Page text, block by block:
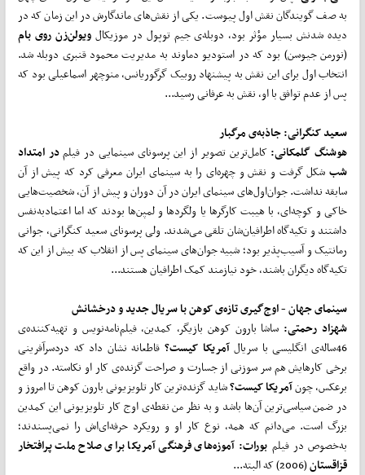
به صف گویندگان نقش اول پیوست. یکی از نقش‌های ماندگارش در این زمان که در
دیده شدنش بسیار مؤثر بود، دوبله‌ی جیم توپول در موزیکال ویولنزن روی بام
(نورمن جیوسن) بود که در استودیو دماوند به مدیریت محمود قنبری دوبله شد.
انتخاب اول برای این نقش به پیشنهاد روبیک گرگوریانس، منوچهر اسماعیلی بود که
پس از عدم توافق با او، نقش به عرفانی رسید...
سعید کنگرانی: جاذبه‌ی مرگبار
هوشنگ گلمکانی: کامل‌ترین تصویر از این پرسونای سینمایی در فیلمدر امتداد
شبشکل گرفت و نقش و چهره‌ای را به سینمای ایران معرفی کرد که پیش از آن
سابقه نداشت. جوان‌اول‌های سینمای ایران در آن دوران و پیش از آن، شخصیت‌هایی
خاکی و کوچه‌ای، با هیبت کارگرها یا ولگردها و لمپن‌ها بودند که اما اعتمادبه‌نفس
داشتند و تکیه‌گاه اطرافیان‌شان تلقی می‌شدند. ولی پرسونای سعید کنگرانی، جوانی
رمانتیک و آسیب‌پذیر بود؛ شبیه جوان‌های سینمای پس از انقلاب که بیش از این که
تکیه‌گاه دیگران باشند، خود نیازمند کمک اطرافیان هستند...
سینمای جهان -اوجگیری تازه‌ی کوهن با سریال جدید و درخشانش
شهزاد رحمتی:ساشا بارون کوهن بازیگر، کمدین، فیلم‌نامه‌نویس و تهیه‌کننده‌ی
46ساله‌ی انگلیسی با سریال
آمریکا کیست؟قاطعانه نشان داد که دردسرآفرینی
برخی کارهایش هم سر سوزنی از جسارت و صراحت گزنده‌ی کار او نکاسته. در واقع
برعکس، چونآمریکا کیست؟شاید گزنده‌ترین کار تلویزیونی بارون کوهن تا امروز و
در ضمن سیاسی‌ترین آن‌ها باشد و به نظر من نقطه‌ی اوج کار تلویزیونی این کمدین
بزرگ است. می‌دانم که همه، نوع کار او و رویکرد حرفه‌ای‌اش را نمی‌پسندند؛
به‌خصوص در فیلم بورات: آموزههای فرهنگی آمریکا برای صلاح ملت پرافتخار
قزاقستان(2006) که البته...